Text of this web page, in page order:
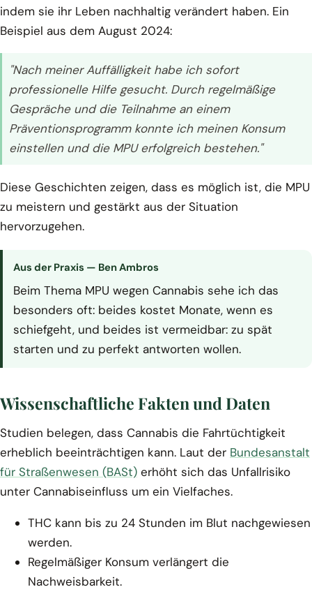
indem sie ihr Leben nachhaltig verändert haben. Ein
Beispiel aus dem August 2024:
"Nach meiner Auffälligkeit habe ich sofort
professionelle Hilfe gesucht. Durch regelmäßige
Gespräche und die Teilnahme an einem
Präventionsprogramm konnte ich meinen Konsum
einstellen und die MPU erfolgreich bestehen."
Diese Geschichten zeigen, dass es möglich ist, die MPU
zu meistern und gestärkt aus der Situation
hervorzugehen.
Aus der Praxis — Ben Ambros
Beim Thema MPU wegen Cannabis sehe ich das
besonders oft: beides kostet Monate, wenn es
schiefgeht, und beides ist vermeidbar: zu spät
starten und zu perfekt antworten wollen.
Wissenschaftliche Fakten und Daten
Studien belegen, dass Cannabis die Fahrtüchtigkeit
erheblich beeinträchtigen kann. Laut der Bundesanstalt
für Straßenwesen (BASt) erhöht sich das Unfallrisiko
unter Cannabiseinfluss um ein Vielfaches.
THC kann bis zu 24 Stunden im Blut nachgewiesen
werden.
Regelmäßiger Konsum verlängert die
Nachweisbarkeit.